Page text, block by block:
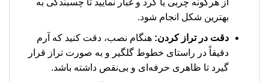
از هرگونه چربی یا گرد و غبار نمایید تا چسبندگی به
بهترین شکل انجام شود.
دقت در تراز کردن: هنگام نصب، دقت کنید که آرم
دقیقاً در راستای خطوط گلگیر و به صورت تراز قرار
گیرد تا ظاهری حرفه‌ای و بی‌نقص داشته باشد.